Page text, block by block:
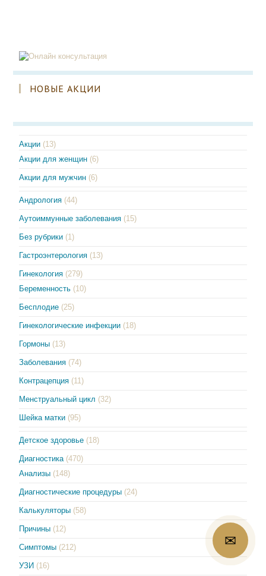
НОВЫЕ АКЦИИ
Акции (13)
Акции для женщин (6)
Акции для мужчин (6)
Андрология (44)
Аутоиммунные заболевания (15)
Без рубрики (1)
Гастроэнтерология (13)
Гинекология (279)
Беременность (10)
Бесплодие (25)
Гинекологические инфекции (18)
Гормоны (13)
Заболевания (74)
Контрацепция (11)
Менструальный цикл (32)
Шейка матки (95)
Детское здоровье (18)
Диагностика (470)
Анализы (148)
Диагностические процедуры (24)
Калькуляторы (58)
Причины (12)
Симптомы (212)
УЗИ (16)
✉